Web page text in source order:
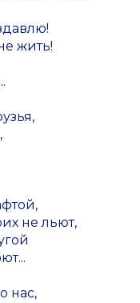
жить!
не льют,
нас,